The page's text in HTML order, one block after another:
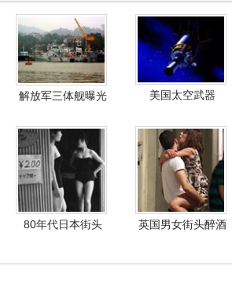
解放军三体舰曝光 美国太空武器
80年代日本街头 英国男女街头醉酒